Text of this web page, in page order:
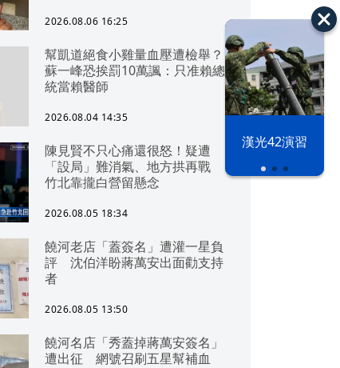
漢光42演習
2026.08.06 16:25
幫凱道絕食小雞量血壓遭檢舉？
蘇一峰恐挨罰10萬諷：只准賴總
統當賴醫師
2026.08.04 14:35
陳見賢不只心痛還很怒！疑遭
「設局」難消氣、地方拱再戰
竹北靠攏白營留懸念
2026.08.05 18:34
饒河老店「蓋簽名」遭灌一星負
評 沈伯洋盼蔣萬安出面勸支持
者
2026.08.05 13:50
饒河名店「秀蓋掉蔣萬安簽名」
遭出征 網號召刷五星幫補血